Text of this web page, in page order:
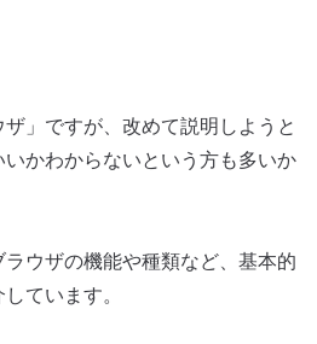
」ですが、改めて説明しようと
かわからないという方も多いか
ウザの機能や種類など、基本的
ています。